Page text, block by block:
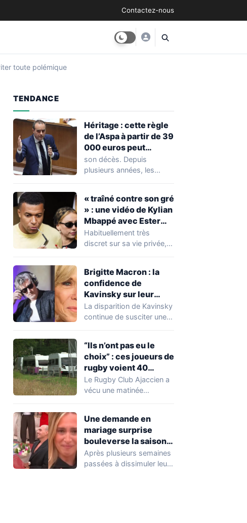
Contactez-nous
toute polémique
TENDANCE
Héritage : cette règle
de l’Aspa à partir de 39
000 euros peut
réserver une
mauvaise surprise à
son décès. Depuis
plusieurs années, les
concernant le seuil…
« traîné contre son gré
» : une vidéo de Kylian
Mbappé avec Ester
Expósito en Italie agite
la toile
Habituellement très
discret sur sa vie privée,
Brigitte Macron : la
confidence de
Kavinsky sur leur
relation
La disparition de Kavinsky
continue de susciter une
“Ils n’ont pas eu le
choix” : ces joueurs de
rugby voient 40
caravanes de gens du
voyage s’installer
heure
Le Rugby Club Ajaccien a
vécu une matinée
découverte d'une…
Une demande en
mariage surprise
bouleverse la saison
de Secret Story
Après plusieurs semaines
passées à dissimuler leur